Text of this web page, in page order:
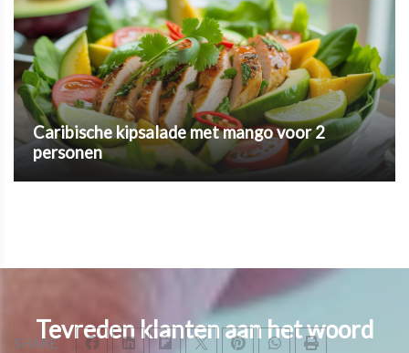
SHARE
Caribische kipsalade met mango voor 2
personen
Tevreden klanten aan het woord